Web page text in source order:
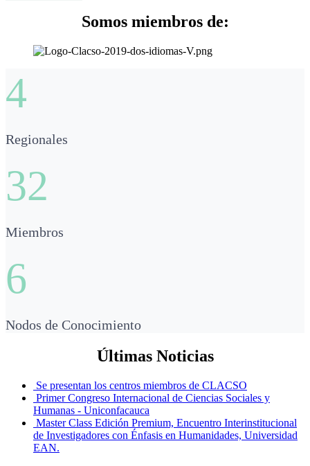
Somos miembros de:
4
Regionales
32
Miembros
6
Nodos de Conocimiento
Últimas Noticias
Se presentan los centros miembros de CLACSO
Primer Congreso Internacional de Ciencias Sociales y
Humanas - Uniconfacauca
Master Class Edición Premium, Encuentro Interinstitucional
de Investigadores con Énfasis en Humanidades, Universidad
EAN.